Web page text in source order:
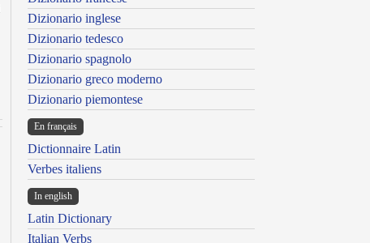
Dizionario inglese
Dizionario tedesco
Dizionario spagnolo
Dizionario greco moderno
Dizionario piemontese
En français
Dictionnaire Latin
Verbes italiens
In english
Latin Dictionary
Italian Verbs